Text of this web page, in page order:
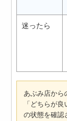
迷ったら
あぶみ店から
「どちらが
の状態を確認